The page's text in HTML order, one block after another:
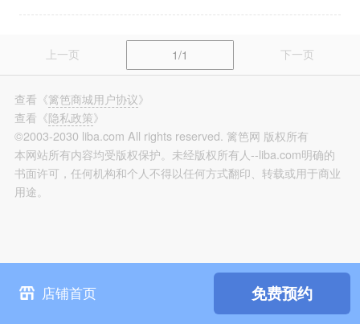
上一页 1/1 下一页
店铺首页 免费预约
查看 《篱笆商城用户协议》
查看 《隐私政策》
©2003-2030 liba.com All rights reserved. 篱笆网 版权所有
本网站所有内容均受版权保护。未经版权所有人--liba.com明确的
书面许可，任何机构和个人不得以任何方式翻印、转载或用于商业
用途。